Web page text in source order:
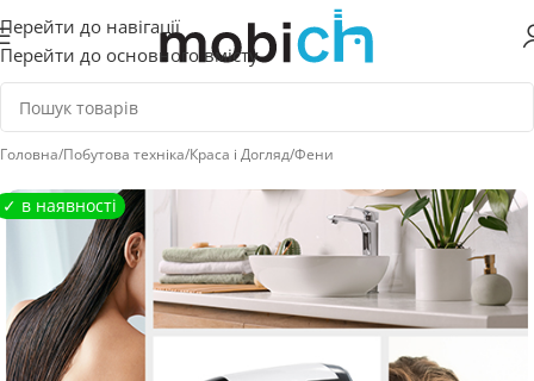
Перейти до навігації
Перейти до основного вмісту
Головна/Побутова техніка/Краса і Догляд/Фени